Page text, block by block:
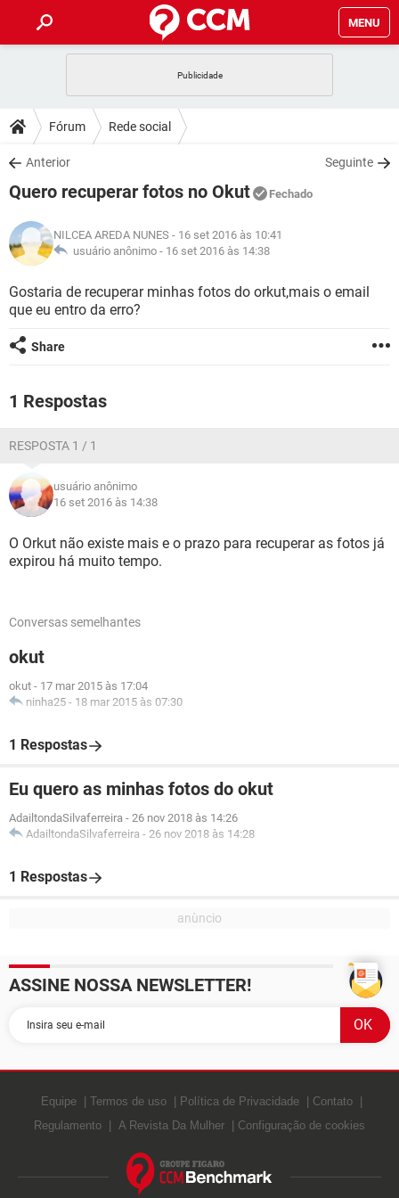
MENU
CELULAR
OUTLOOK
INSTAGRAM GMAIL
GUIA DE COMPRAS
DICAS
JOGOS
INSTAGRAM GMAIL
GUIA DE COMPRAS
DOWNLOADS
JOGOS WHATSAPP
CELULAR
OUTLOOK EXCEL
INSTAGRAM GMAIL
GUIA DE COMPRAS
FÓRUM
JOGOS WHATSAPP
CELULAR
OUTLOOK EXCEL
GLOSSÁRIO
WHATSAPP
CELULAR
OUTLOOK
GUIA DE COMPRAS
Fórum Rede social
Anterior Seguinte
Quero recuperar fotos no Okut Fechado
NILCEA AREDA NUNES - 16 set 2016 às 10:41
usuário anônimo - 16 set 2016 às 14:38
Gostaria de recuperar minhas fotos do orkut,mais o email
que eu entro da erro?
Share
1 Respostas
RESPOSTA 1 / 1
usuário anônimo
16 set 2016 às 14:38
O Orkut não existe mais e o prazo para recuperar as fotos já
expirou há muito tempo.
Conversas semelhantes
okut
okut - 17 mar 2015 às 17:04
ninha25 - 18 mar 2015 às 07:30
1 Respostas
Eu quero as minhas fotos do okut
AdailtondaSilvaferreira - 26 nov 2018 às 14:26
AdailtondaSilvaferreira - 26 nov 2018 às 14:28
1 Respostas
ASSINE NOSSA NEWSLETTER!
Equipe Termos de uso Política de Privacidade
Contato
Regulamento
A Revista Da Mulher Configuração de cookies